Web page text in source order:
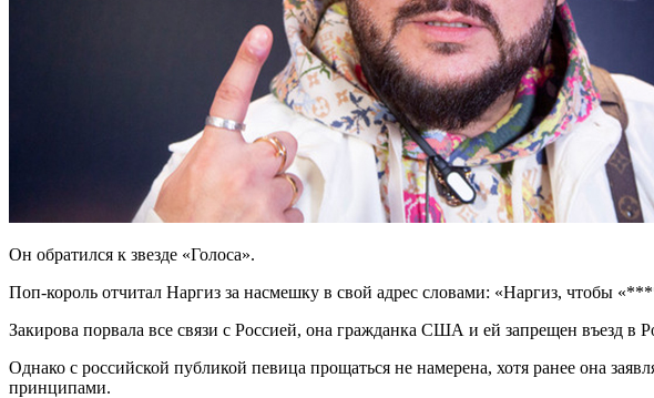
Он обратился к звезде «Голоса».
Поп-король отчитал Наргиз за насмешку в свой адрес словами: «Наргиз, чтобы
Закирова порвала все связи с Россией, она гражданка США и ей запрещен въезд в
Однако с российской публикой певица прощаться не намерена, хотя ранее она
принципами.